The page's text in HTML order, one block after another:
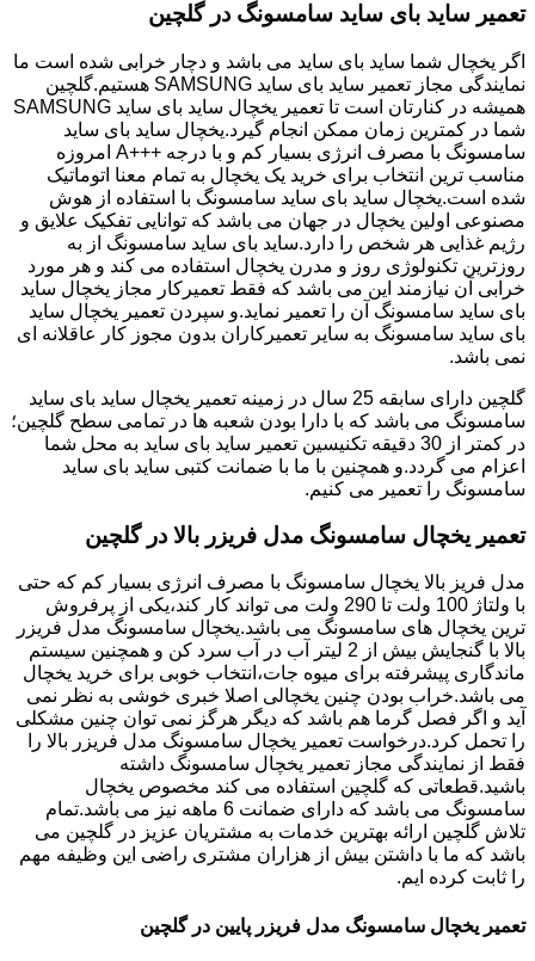
تعمیر ساید بای ساید سامسونگ در گلچین
اگر یخچال شما ساید بای ساید می باشد و دچار خرابی شده است ما
نمایندگی مجاز تعمیر ساید بای ساید SAMSUNG هستیم.گلچین
همیشه در کنارتان است تا تعمیر یخچال ساید بای ساید SAMSUNG
شما در کمترین زمان ممکن انجام گیرد.یخچال ساید بای ساید
سامسونگ با مصرف انرژی بسیار کم و با درجه +++A امروزه
مناسب ترین انتخاب برای خرید یک یخچال به تمام معنا اتوماتیک
شده است.یخچال ساید بای ساید سامسونگ با استفاده از هوش
مصنوعی اولین یخچال در جهان می باشد که توانایی تفکیک علایق و
رژیم غذایی هر شخص را دارد.ساید بای ساید سامسونگ از به
روزترین تکنولوژی روز و مدرن یخچال استفاده می کند و هر مورد
خرابی آن نیازمند این می باشد که فقط تعمیرکار مجاز یخچال ساید
بای ساید سامسونگ آن را تعمیر نماید.و سپردن تعمیر یخچال ساید
بای ساید سامسونگ به سایر تعمیرکاران بدون مجوز کار عاقلانه ای
نمی باشد.
گلچین دارای سابقه 25 سال در زمینه تعمیر یخچال ساید بای ساید
سامسونگ می باشد که با دارا بودن شعبه ها در تمامی سطح گلچین؛
در کمتر از 30 دقیقه تکنیسین تعمیر ساید بای ساید به محل شما
اعزام می گردد.و همچنین با ما با ضمانت کتبی ساید بای ساید
سامسونگ را تعمیر می کنیم.
تعمیر یخچال سامسونگ مدل فریزر بالا در گلچین
مدل فریز بالا یخچال سامسونگ با مصرف انرژی بسیار کم که حتی
با ولتاژ 100 ولت تا 290 ولت می تواند کار کند،یکی از پرفروش
ترین یخچال های سامسونگ می باشد.یخچال سامسونگ مدل فریزر
بالا با گنجایش بیش از 2 لیتر آب در آب سرد کن و همچنین سیستم
ماندگاری پیشرفته برای میوه جات،انتخاب خوبی برای خرید یخچال
می باشد.خراب بودن چنین یخچالی اصلا خبری خوشی به نظر نمی
آید و اگر فصل گرما هم باشد که دیگر هرگز نمی توان چنین مشکلی
را تحمل کرد.درخواست تعمیر یخچال سامسونگ مدل فریزر بالا را
فقط از نمایندگی مجاز تعمیر یخچال سامسونگ داشته
باشید.قطعاتی که گلچین استفاده می کند مخصوص یخچال
سامسونگ می باشد که دارای ضمانت 6 ماهه نیز می باشد.تمام
تلاش گلچین ارائه بهترین خدمات به مشتریان عزیز در گلچین می
باشد که ما با داشتن بیش از هزاران مشتری راضی این وظیفه مهم
را ثابت کرده ایم.
تعمیر یخچال سامسونگ مدل فریزر پایین در گلچین